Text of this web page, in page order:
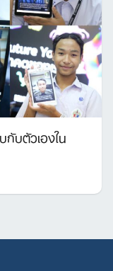
บตัวเองใน